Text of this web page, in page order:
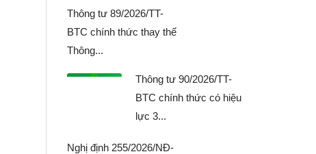
Thông tư 89/2026/TT-
BTC chính thức thay thế
Thông...
Thông tư 90/2026/TT-
BTC chính thức có hiệu
lực 3...
Nghị định 255/2026/NĐ-